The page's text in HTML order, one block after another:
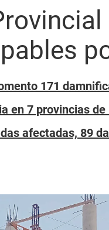
171
en 7 provincias
afectadas, 89